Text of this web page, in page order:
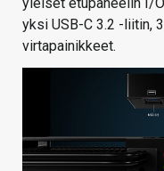
yksi USB-C 3.2 -liitin,
virtapainikkeet.